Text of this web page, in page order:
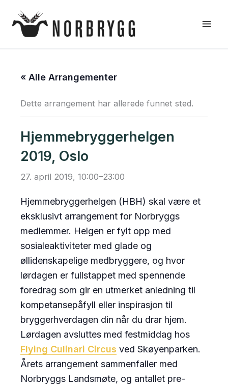
rett
« Alle Arrangementer
Dette arrangement har allerede funnet sted.
Hjemmebryggerhelgen
2019, Oslo
27. april 2019, 10:00–23:00
Hjemmebryggerhelgen (HBH) skal være et
eksklusivt arrangement for Norbryggs
medlemmer. Helgen er fylt opp med
sosialeaktiviteter med glade og
øllidenskapelige medbryggere, og hvor
lørdagen er fullstappet med spennende
foredrag som gir en utmerket anledning til
kompetansepåfyll eller inspirasjon til
bryggerhverdagen din når du drar hjem.
Lørdagen avsluttes med festmiddag hos
Flying Culinari Circus ved Skøyenparken.
Årets arrangement sammenfaller med
Norbryggs Landsmøte, og antallet pre-